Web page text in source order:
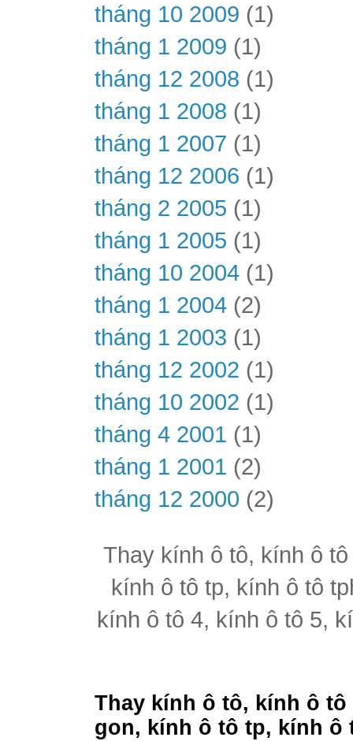
tháng 10 2009 (1)
tháng 1 2009 (1)
tháng 12 2008 (1)
tháng 1 2008 (1)
tháng 1 2007 (1)
tháng 12 2006 (1)
tháng 2 2005 (1)
tháng 1 2005 (1)
tháng 10 2004 (1)
tháng 1 2004 (2)
tháng 1 2003 (1)
tháng 12 2002 (1)
tháng 10 2002 (1)
tháng 4 2001 (1)
tháng 1 2001 (2)
tháng 12 2000 (2)
Thay kính ô tô, kính ô
kính ô tô tp, kính ô tô
kính ô tô 4, kính ô tô 5,
Thay kính ô tô, kính ô
gon, kính ô tô tp, kính ô